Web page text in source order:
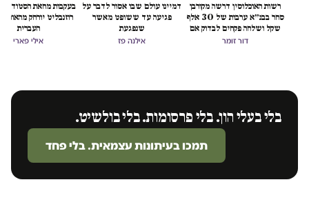
רשות האוכלוסין דרשה מקורבן
סחר בבנ״א ערבות של 30 אלף
שקל ושלחה פקחים לבדוק אם
"חזרה לזנות"
דור זומר
דמיינו עולם שבו אסור לדבר על
פגיעה עד ששופט מאשר
שנפגעת
אילנה פז
בעקבות מחאת
רוזנבליט יורחק
העברית
אילי פארי
בלי בעלי הון. בלי פרסומות. בלי בולשיט.
תמכו בעיתונות עצמאית. בלי פחד